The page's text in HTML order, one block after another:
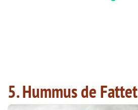
5. Hummus de Fattet